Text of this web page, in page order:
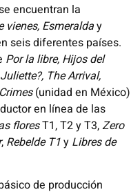
encuentran la
vienes, Esmeralday
seis diferentes países.
Por la libre, Hijos del
The Arrival,
(unidad en México)
en línea de las
floresT1, T2 y T3,Zero
, Rebelde T1y Libres de
de producción